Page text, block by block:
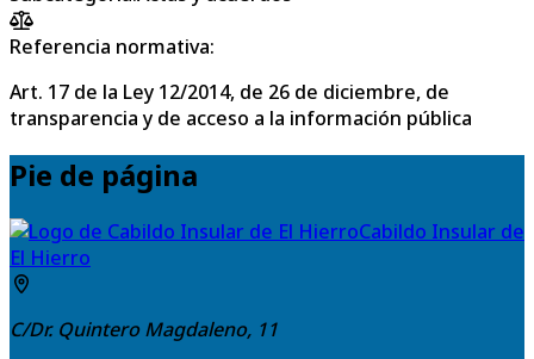
Referencia normativa:
Art. 17 de la Ley 12/2014, de 26 de diciembre, de
transparencia y de acceso a la información pública
Pie de página
Cabildo Insular de
El Hierro
C/Dr. Quintero Magdaleno, 11